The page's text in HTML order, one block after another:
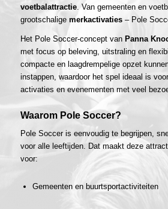
voetbalattractie. Van gemeenten en
grootschalige merkactivaties– Pole
Het Pole Soccer-concept van Panna
met focus op beleving, uitstraling en
compacte en laagdrempelige opzet
instappen, waardoor het spel ideaal is
activaties en evenementen met veel
Waarom Pole Soccer?
Pole Soccer is eenvoudig te begrijpen,
voor alle leeftijden. Dat maakt deze
voor:
Gemeenten en buurtsportactiviteiten